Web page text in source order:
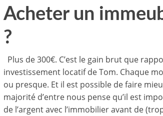
Acheter un
?
Plus de 300€. C’est le gain brut que
investissement locatif de Tom. Chaque
ou presque. Et il est possible de faire
majorité d’entre nous pense qu’il est
de l’argent avec l’immobilier avant de